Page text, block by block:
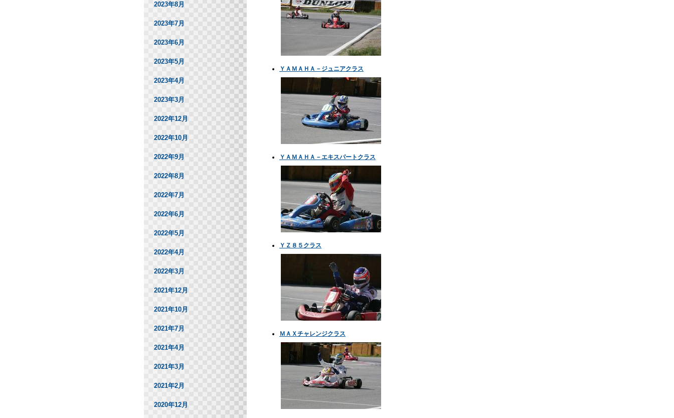
ＹＡＭＡＨＡ－ジュニアクラス
ＹＡＭＡＨＡ－エキスパートクラス
ＹＺ８５クラス
ＭＡＸチャレンジクラス
2023年8月
2023年7月
2023年6月
2023年5月
2023年4月
2023年3月
2022年12月
2022年10月
2022年9月
2022年8月
2022年7月
2022年6月
2022年5月
2022年4月
2022年3月
2021年12月
2021年10月
2021年7月
2021年4月
2021年3月
2021年2月
2020年12月